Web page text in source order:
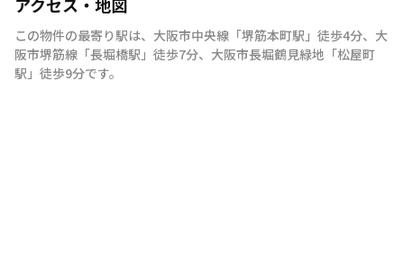
この物件の最寄り駅は、 大阪市中央線 「堺筋本町駅 」 徒歩4分、 大
阪市堺筋線 「長堀橋駅 」 徒歩7分、 大阪市長堀鶴見緑地 「松屋町
駅 」 徒歩9分です。